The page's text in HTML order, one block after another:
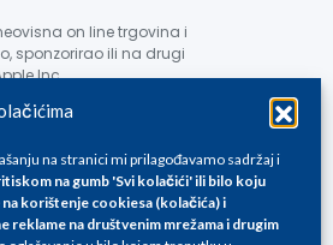
na stranici mi prilagođavamo sadržaj i
na gumb 'Svi kolačići' ili bilo koju
korištenje cookiesa (kolačića) i
reklame na društvenim mrežama i drugim
on line trgovina i
sponzorirao ili na drugi
Inc.
su promjenama, a